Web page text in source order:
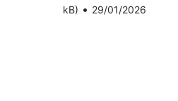
kB) • 29/01/2026